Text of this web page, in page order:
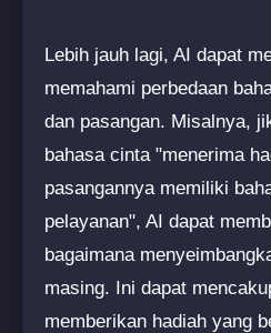
Lebih jauh lagi, AI dapat
memahami perbedaan
dan pasangan. Misalnya,
bahasa cinta "menerima
pasangannya memiliki
pelayanan", AI dapat
bagaimana
masing. Ini dapat
memberikan hadiah yang